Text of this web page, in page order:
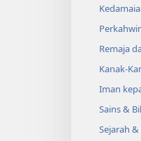
Remaja
Kanak-
Iman
Sains &
Sejarah